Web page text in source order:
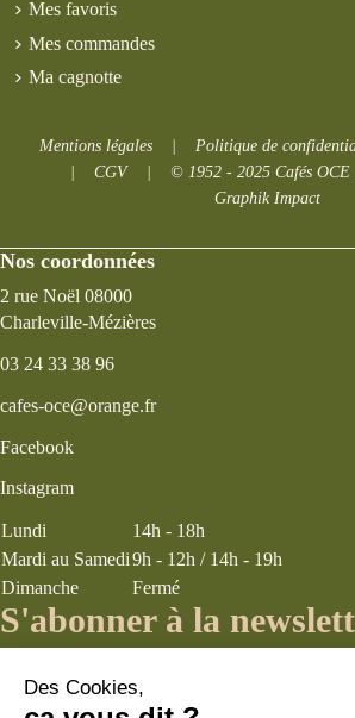
Mes favoris
Mes commandes
Ma cagnotte
Mentions légales Politique de
CGV| © 1952 - 2025 Cafés OCE
Graphik Impact
Nos coordonnées
2 rue Noël 08000
Charleville-Mézières
03 24 33 38 96
cafes-oce@orange.fr
Facebook
Instagram
Lundi
14h - 18h
Mardi au Samedi9h - 12h / 14h - 19h
Dimanche
Fermé
S'abonner à la